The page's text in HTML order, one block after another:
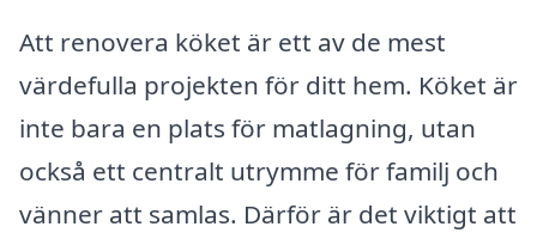
Att renovera köket är ett av de mest
värdefulla projekten för ditt hem. Köket är
inte bara en plats för matlagning, utan
också ett centralt utrymme för familj och
vänner att samlas. Därför är det viktigt att